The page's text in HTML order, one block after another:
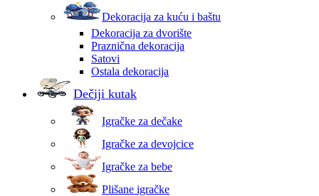
Dekoracija za kuću i baštu
Dekoracija za dvorište
Praznična dekoracija
Satovi
Ostala dekoracija
Dečiji kutak
Igračke za dečake
Igračke za devojcice
Igračke za bebe
Plišane igračke